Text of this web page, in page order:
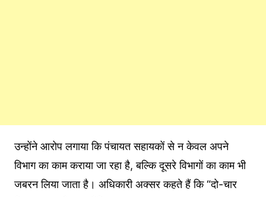
उन्होंने आरोप लगाया कि पंचायत सहायकों से न केवल अपने
विभाग का काम कराया जा रहा है, बल्कि दूसरे विभागों का काम भी
जबरन लिया जाता है। अधिकारी अक्सर कहते हैं कि “दो-चार